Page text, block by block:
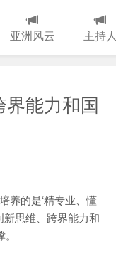
亚洲风云 主持人
能力和国
养的是‘精专业、懂
新思维、跨界能力和